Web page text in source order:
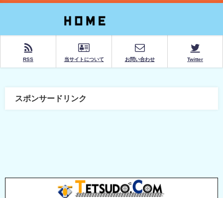
RSS 当サイトについて お問い合わせ Twitter
スポンサードリンク